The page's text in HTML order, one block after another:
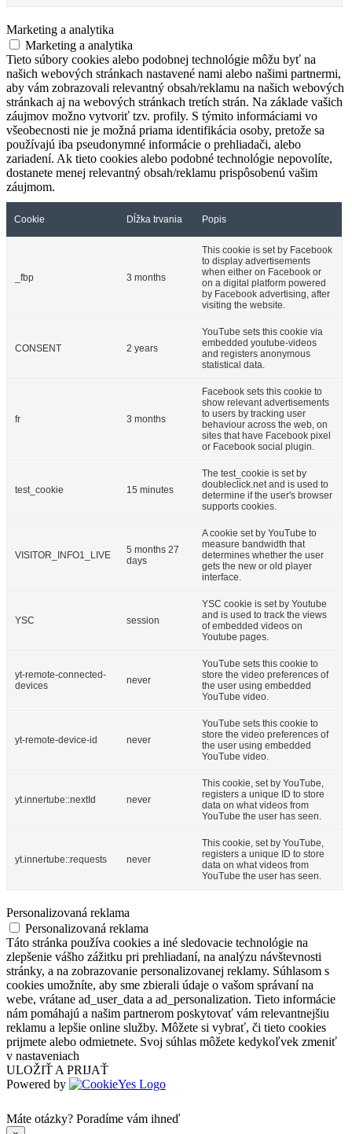
Marketing a analytika
Marketing a analytika
Tieto súbory cookies alebo podobnej technológie môžu byť na
našich webových stránkach nastavené nami alebo našimi partnermi,
aby vám zobrazovali relevantný obsah/reklamu na našich webových
stránkach aj na webových stránkach tretích strán. Na základe vašich
záujmov možno vytvoriť tzv. profily. S týmito informáciami vo
všeobecnosti nie je možná priama identifikácia osoby, pretože sa
používajú iba pseudonymné informácie o prehliadači, alebo
zariadení. Ak tieto cookies alebo podobné technológie nepovolíte,
dostanete menej relevantný obsah/reklamu prispôsobenú vašim
záujmom.
Cookie Dĺžka trvania Popis
_fbp 3 months
This cookie is set by Facebook
to display advertisements
when either on Facebook or
on a digital platform powered
by Facebook advertising, after
visiting the website.
CONSENT 2 years
YouTube sets this cookie via
embedded youtube-videos
and registers anonymous
statistical data.
fr 3 months
Facebook sets this cookie to
show relevant advertisements
to users by tracking user
behaviour across the web, on
sites that have Facebook pixel
or Facebook social plugin.
test_cookie 15 minutes
The test_cookie is set by
doubleclick.net and is used to
determine if the user's browser
supports cookies.
VISITOR_INFO1_LIVE
5 months 27
days
A cookie set by YouTube to
measure bandwidth that
determines whether the user
gets the new or old player
interface.
YSC session
YSC cookie is set by Youtube
and is used to track the views
of embedded videos on
Youtube pages.
yt-remote-connected-
devices
never
YouTube sets this cookie to
store the video preferences of
the user using embedded
YouTube video.
yt-remote-device-id never
YouTube sets this cookie to
store the video preferences of
the user using embedded
YouTube video.
yt.innertube::nextId never
This cookie, set by YouTube,
registers a unique ID to store
data on what videos from
YouTube the user has seen.
yt.innertube::requests never
This cookie, set by YouTube,
registers a unique ID to store
data on what videos from
YouTube the user has seen.
Personalizovaná reklama
Personalizovaná reklama
Táto stránka používa cookies a iné sledovacie technológie na
zlepšenie vášho zážitku pri prehliadaní, na analýzu návštevnosti
stránky, a na zobrazovanie personalizovanej reklamy. Súhlasom s
cookies umožníte, aby sme zbierali údaje o vašom správaní na
webe, vrátane ad_user_data a ad_personalization. Tieto informácie
nám pomáhajú a našim partnerom poskytovať vám relevantnejšiu
reklamu a lepšie online služby. Môžete si vybrať, či tieto cookies
prijmete alebo odmietnete. Svoj súhlas môžete kedykoľvek zmeniť
v nastaveniach
ULOŽIŤ A PRIJAŤ
Powered by
Máte otázky? Poradíme vám ihneď